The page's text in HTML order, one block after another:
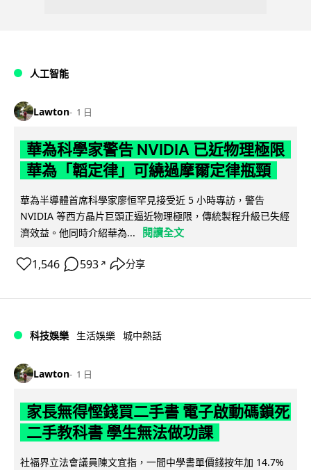
人工智能
Lawton 1 日
華為科學家警告 NVIDIA 已近物理極限
華為「韜定律」可繞過摩爾定律瓶頸
華為半導體首席科學家廖恒罕見接受近 5 小時專訪，警告
NVIDIA 等西方晶片巨頭正逼近物理極限，傳統製程升級已失經
濟效益。他同時介紹華為...
閱讀全文
1,546 593 ↗ 分享
科技娛樂 生活娛樂 城中熱話
Lawton 1 日
家長無得慳錢買二手書 電子啟動碼鎖死
二手教科書 學生無法做功課
社福界立法會議員陳文宜指，一間中學書單價錢按年加 14.7%